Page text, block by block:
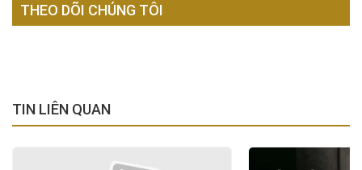
THEO DÕI CHÚNG TÔI
TIN LIÊN QUAN